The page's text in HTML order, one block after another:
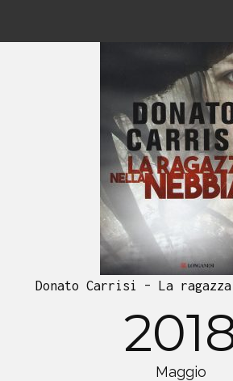
Donato Carrisi – La
Maggio